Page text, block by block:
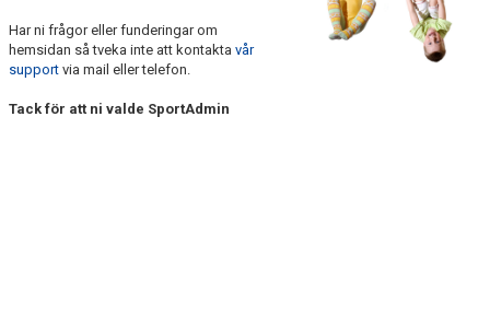
BILDGALLERI
DOKUMENT
Har ni frågor eller funderingar om
hemsidan så tveka inte att kontakta vår
support via mail eller telefon.
Tack för att ni valde SportAdmin